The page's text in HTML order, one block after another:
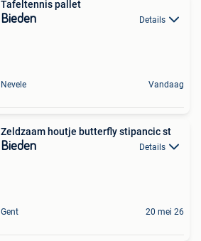
Tafeltennis pallet
Bieden Details
Nevele Vandaag
Zeldzaam houtje butterfly stipancic st
Bieden Details
Gent 20 mei 26